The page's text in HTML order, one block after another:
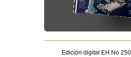
Edición digital EH No